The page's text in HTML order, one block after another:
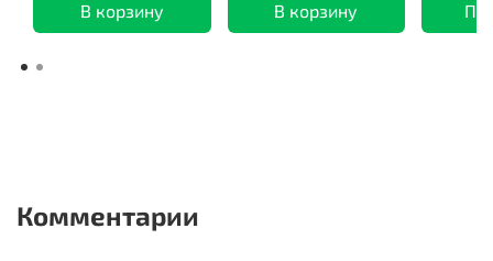
В корзину В корзину
Комментарии